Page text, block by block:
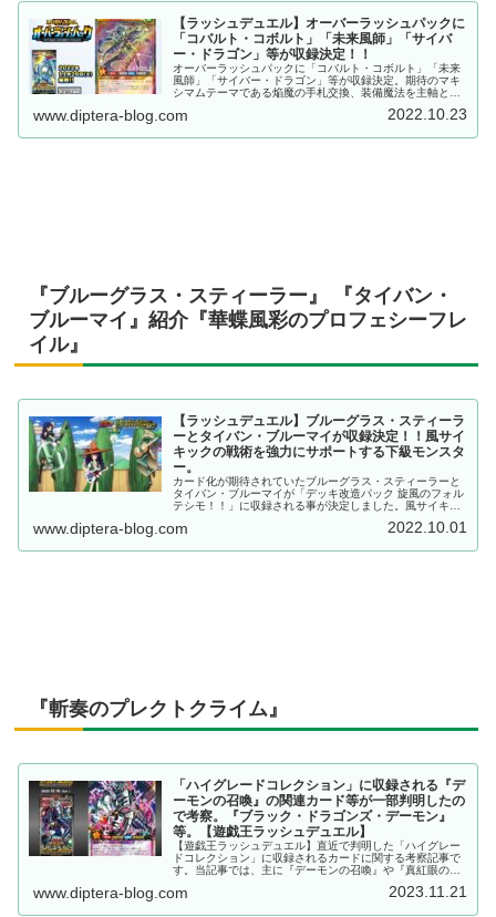
【ラッシュデュエル】オーバーラッシュパックに
「コバルト・コボルト」「未来風師」「サイバ
ー・ドラゴン」等が収録決定！！
オーバーラッシュパックに「コバルト・コボルト」「未来
風師」「サイバー・ドラゴン」等が収録決定。期待のマキ
シマムテーマである焔魔の手札交換、装備魔法を主軸とす
ー・ドラゴンを紹介。
www.diptera-blog.com 2022.10.23
『ブルーグラス・スティーラー』 『タイバン・
ブルーマイ』紹介『華蝶風彩のプロフェシーフレ
イル』
【ラッシュデュエル】ブルーグラス・スティーラ
ーとタイバン・ブルーマイが収録決定！！風サイ
キックの戦術を強力にサポートする下級モンスタ
ー。
カード化が期待されていたブルーグラス・スティーラーと
タイバン・ブルーマイが「デッキ改造パック 旋風のフォル
テシモ！！」に収録される事が決定しました。風サイキッ
キック族の新たな専用魔法・罠除去も追加。
www.diptera-blog.com 2022.10.01
『斬奏のプレクトクライム』
「ハイグレードコレクション」に収録される『デ
ーモンの召喚』の関連カード等が一部判明したの
で考察。『ブラック・ドラゴンズ・デーモン』
等。【遊戯王ラッシュデュエル】
【遊戯王ラッシュデュエル】直近で判明した「ハイグレー
ドコレクション」に収録されるカードに関する考察記事で
す。当記事では、主に『デーモンの召喚』や『真紅眼の黒
ます。どれも非常に強化ですね……。
www.diptera-blog.com 2023.11.21